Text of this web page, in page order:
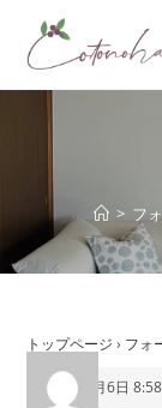
> フ
トップページ › フォ
2026年7月6日